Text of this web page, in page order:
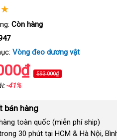
Còn hàng
Vòng đeo dương vật
593.000₫
-41%
bán hàng
toàn quốc (miễn phí ship)
30 phút tại HCM & Hà Nội,